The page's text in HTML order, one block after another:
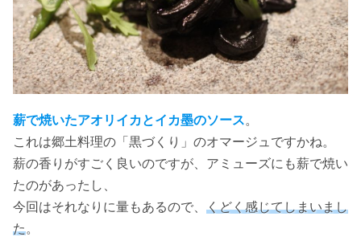
薪で焼いたアオリイカとイカ墨のソース。
これは郷土料理の「黒づくり」のオマージュですかね。
薪の香りがすごく良いのですが、アミューズにも薪で焼い
たのがあったし、
今回はそれなりに量もあるので、 くどく感じてしまいまし
た。